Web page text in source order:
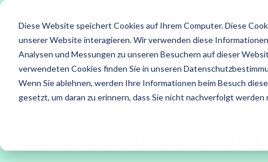
Diese Website speichert Cookies auf Ihrem Computer. Diese
unserer Website interagieren. Wir verwenden diese
Analysen und Messungen zu unseren Besuchern auf dieser
verwendeten Cookies finden Sie in unseren
Wenn Sie ablehnen, werden Ihre Informationen beim Besuch
gesetzt, um daran zu erinnern, dass Sie nicht nachverfolgt werden
Skip
main
content.Leistungen
Alle anzeigen
Agiles Testen
ISTQB Certified Tester
IREB Certified
for Requirements
Engineering